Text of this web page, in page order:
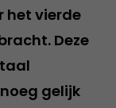
het vierde
Deze
gelijk